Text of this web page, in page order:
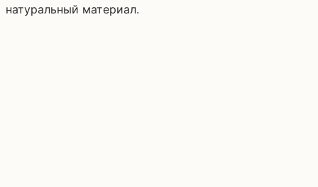
натуральный материал.